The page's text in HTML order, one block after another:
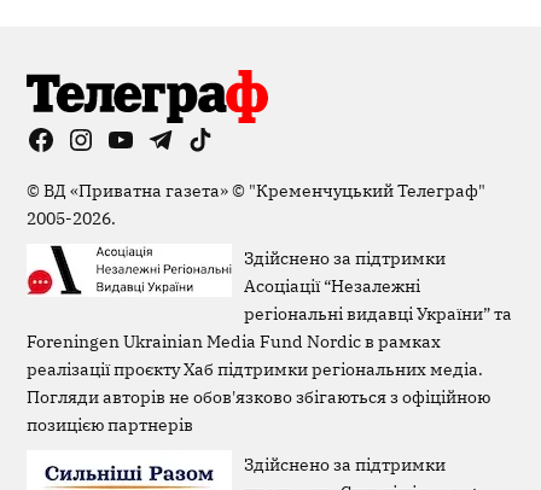
FacebookInstagram
YouTubeTelegramTikTok
©ВД «Приватна газета»© "Кременчуцький Телеграф"
2005-2026.
Здійснено за підтримки
Асоціації “Незалежні
регіональні видавці України” та
Foreningen Ukrainian Media Fund Nordic в рамках
реалізації проєкту Хаб підтримки регіональних медіа.
Погляди авторів не обов'язково збігаються з офіційною
позицією партнерів
Здійснено за підтримки